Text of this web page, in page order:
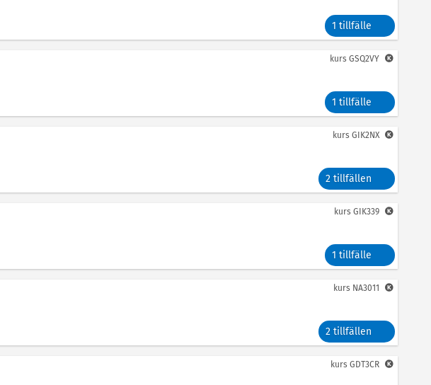
1 tillfälle
1 tillfälle
kurs GSQ2VY
2 tillfällen
kurs GIK2NX
1 tillfälle
kurs GIK339
2 tillfällen
kurs NA3011
kurs GDT3CR